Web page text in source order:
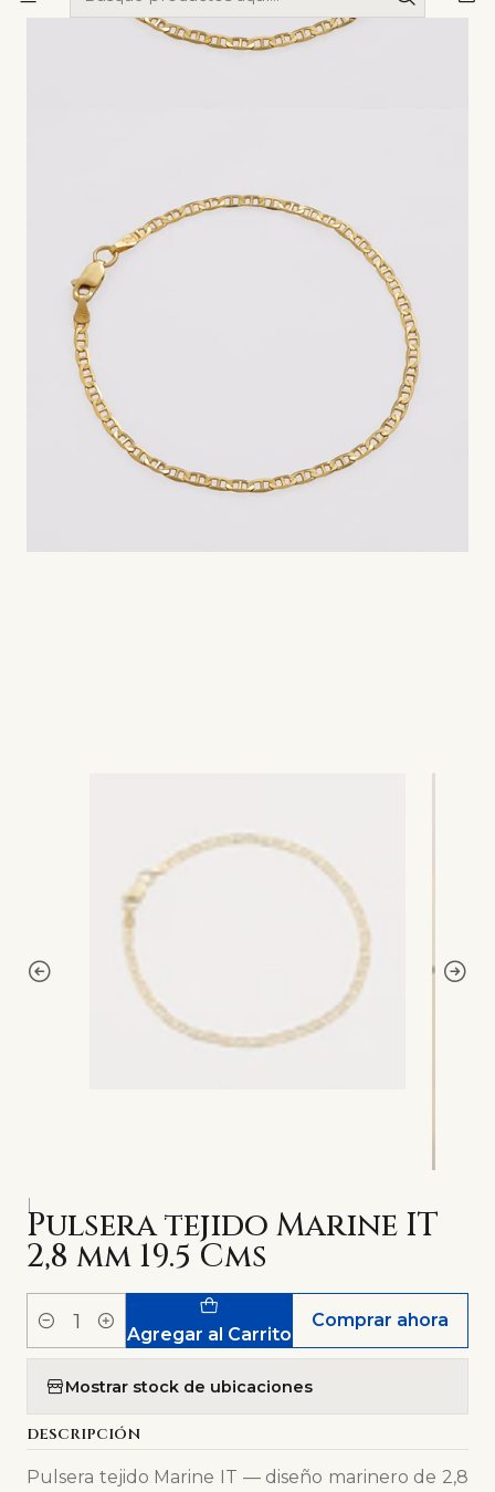
|
Pulsera tejido Marine IT
2,8 mm 19.5 Cms
Cantidad Agregar al Carrito
Comprar ahora
Mostrar stock de ubicaciones
DESCRIPCIÓN
Pulsera tejido Marine IT — diseño marinero de 2,8